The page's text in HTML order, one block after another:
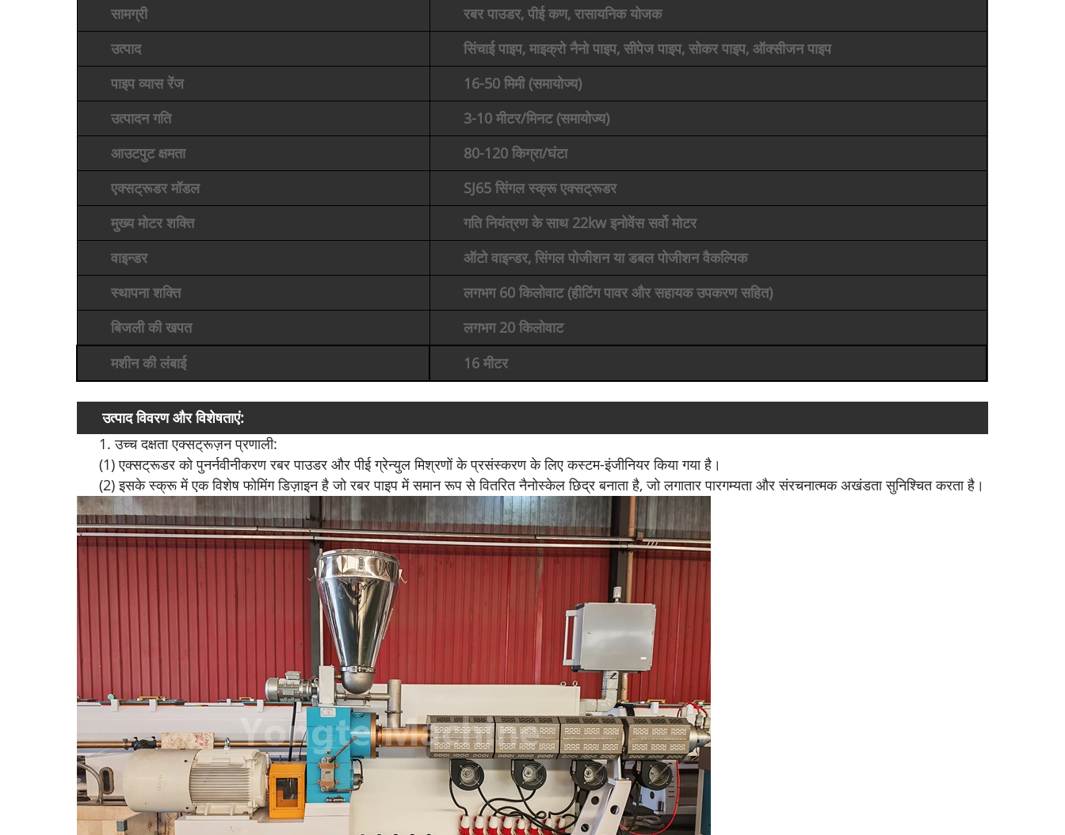
सामग्री
रबर पाउडर, पीई कण, रासायनिक योजक
उत्पाद
सिंचाई पाइप, माइक्रो नैनो पाइप, सीपेज पाइप, सोकर पाइप, ऑक्सीजन पाइप
पाइप व्यास रेंज
16-50 मिमी (समायोज्य)
उत्पादन गति
3-10 मीटर/मिनट (समायोज्य)
आउटपुट क्षमता
80-120 किग्रा/घंटा
एक्सट्रूडर मॉडल
SJ65 सिंगल स्क्रू एक्सट्रूडर
मुख्य मोटर शक्ति
गति नियंत्रण के साथ 22kw इनोवेंस सर्वो मोटर
वाइन्डर
ऑटो वाइन्डर, सिंगल पोजीशन या डबल पोजीशन वैकल्पिक
स्थापना शक्ति
लगभग 60 किलोवाट (हीटिंग पावर और सहायक उपकरण सहित)
बिजली की खपत
लगभग 20 किलोवाट
मशीन की लंबाई
16 मीटर
उत्पाद विवरण और विशेषताएं:
1. उच्च दक्षता एक्सट्रूज़न प्रणाली:
(1) एक्सट्रूडर को पुनर्नवीनीकरण रबर पाउडर और पीई ग्रेन्युल मिश्रणों के प्रसंस्करण के लिए कस्टम-इंजीनियर किया गया है।
(2) इसके स्क्रू में एक विशेष फोमिंग डिज़ाइन है जो रबर पाइप में समान रूप से वितरित नैनोस्केल छिद्र बनाता है, जो लगातार पारगम्यता और संरचनात्मक अखंडता सुनिश्चित करता है।